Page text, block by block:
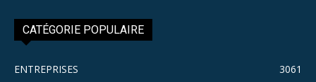
CATÉGORIE POPULAIRE
ENTREPRISES
3061